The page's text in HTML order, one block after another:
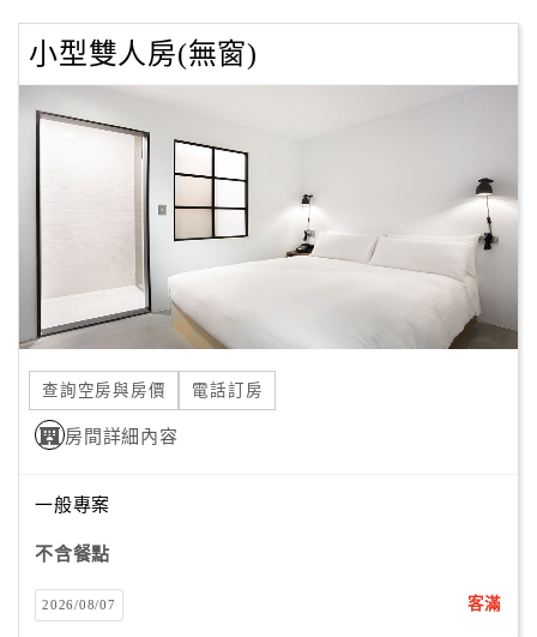
戶
Line
線
上
客
紅
查
小型雙人房(無窗)
查詢空房與房價 電話訂房
房間詳細內容
一般專案
不含餐點
2026/08/07 客滿